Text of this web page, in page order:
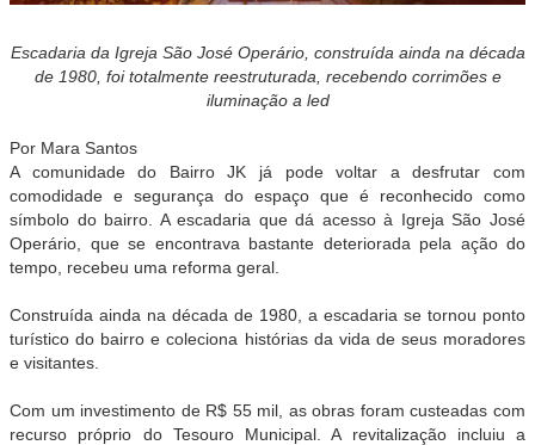
Escadaria da Igreja São José Operário, construída ainda na década
de 1980, foi totalmente reestruturada, recebendo corrimões e
iluminação a led
Por Mara Santos
A comunidade do Bairro JK já pode voltar a desfrutar com
comodidade e segurança do espaço que é reconhecido como
símbolo do bairro. A escadaria que dá acesso à Igreja São José
Operário, que se encontrava bastante deteriorada pela ação do
tempo, recebeu uma reforma geral.
Construída ainda na década de 1980, a escadaria se tornou ponto
turístico do bairro e coleciona histórias da vida de seus moradores
e visitantes.
Com um investimento de R$ 55 mil, as obras foram custeadas com
recurso próprio do Tesouro Municipal. A revitalização incluiu a